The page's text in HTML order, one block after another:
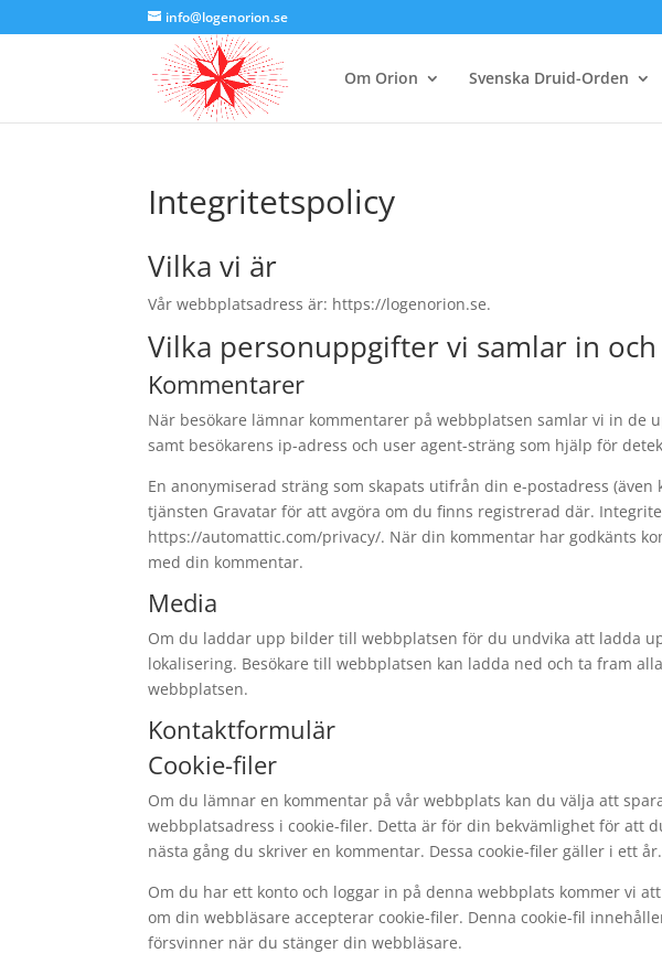
info@logenorion.se
Om Orion Svenska Druid-Orden
Integritetspolicy
Vilka vi är
Vår webbplatsadress är: https://logenorion.se.
Vilka personuppgifter vi samlar in
Kommentarer
När besökare lämnar kommentarer på webbplatsen samlar vi in de
samt besökarens ip-adress och user agent-sträng som hjälp för
En anonymiserad sträng som skapats utifrån din e-postadress
tjänsten Gravatar för att avgöra om du finns registrerad där.
https://automattic.com/privacy/. När din kommentar har godkänts
med din kommentar.
Media
Om du laddar upp bilder till webbplatsen för du undvika att ladda
lokalisering. Besökare till webbplatsen kan ladda ned och ta fram
webbplatsen.
Kontaktformulär
Cookie-filer
Om du lämnar en kommentar på vår webbplats kan du välja att
webbplatsadress i cookie-filer. Detta är för din bekvämlighet för att
nästa gång du skriver en kommentar. Dessa cookie-filer gäller i ett år.
Om du har ett konto och loggar in på denna webbplats kommer vi
om din webbläsare accepterar cookie-filer. Denna cookie-fil
försvinner när du stänger din webbläsare.